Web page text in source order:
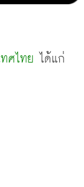
ศไทย ได้แก่